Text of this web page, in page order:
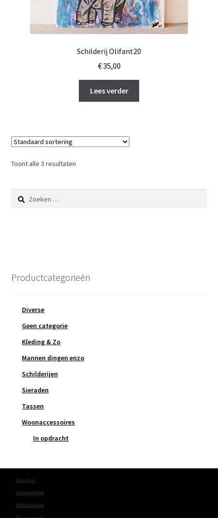
Schilderij Olifant20
€35,00
Lees verder
Toont alle 3 resultaten
Zoeken
naar:
Productcategorieën
Diverse
Geen categorie
Kleding & Zo
Mannen dingen enzo
Schilderijen
Sieraden
Tassen
Woonaccessoires
In opdracht
Over Ons
Voorwaarden
Retourbeleid